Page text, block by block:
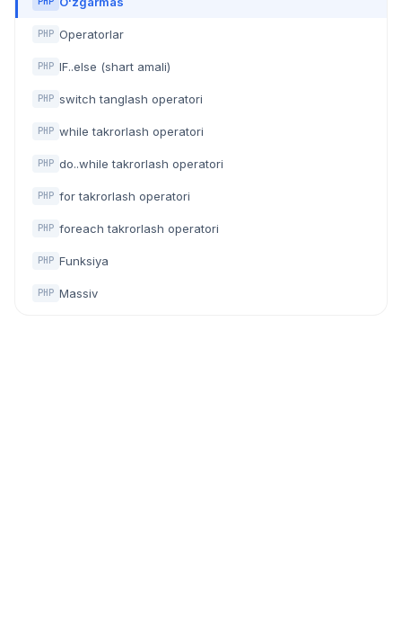
PHP Operatorlar
PHP IF..else (shart amali)
PHP switch tanglash operatori
PHP while takrorlash operatori
PHP do..while takrorlash operatori
PHP for takrorlash operatori
PHP foreach takrorlash operatori
PHP Funksiya
PHP Massiv